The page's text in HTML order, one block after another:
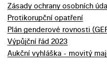
Zásady ochrany osobních
Protikorupční opatření
Plán genderové rovnosti
Výpůjční řád 2023
Aukční vyhláška - movitý